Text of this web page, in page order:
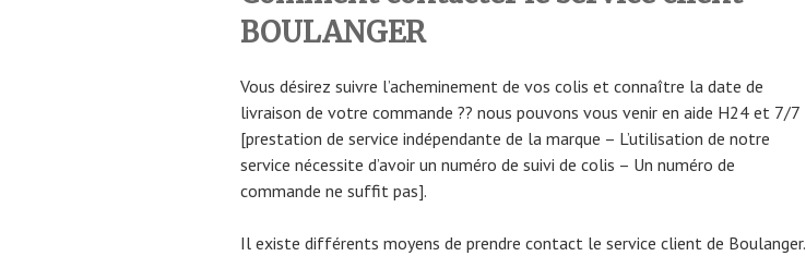
BOULANGER
Vous désirez suivre l’acheminement de vos colis et connaître la date de
livraison de votre commande ?? nous pouvons vous venir en aide H24 et 7/7
[prestation de service indépendante de la marque – L’utilisation de notre
service nécessite d’avoir un numéro de suivi de colis – Un numéro de
commande ne suffit pas].
Il existe différents moyens de prendre contact le service client de Boulanger.